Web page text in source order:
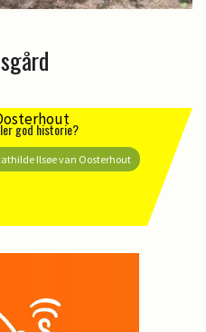
god historie?
Ilsøe van Oosterhout